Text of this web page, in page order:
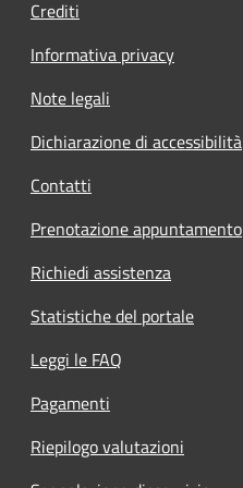
Crediti
Informativa privacy
Note legali
Dichiarazione di accessibilità
Contatti
Prenotazione appuntamento
Richiedi assistenza
Statistiche del portale
Leggi le FAQ
Pagamenti
Riepilogo valutazioni